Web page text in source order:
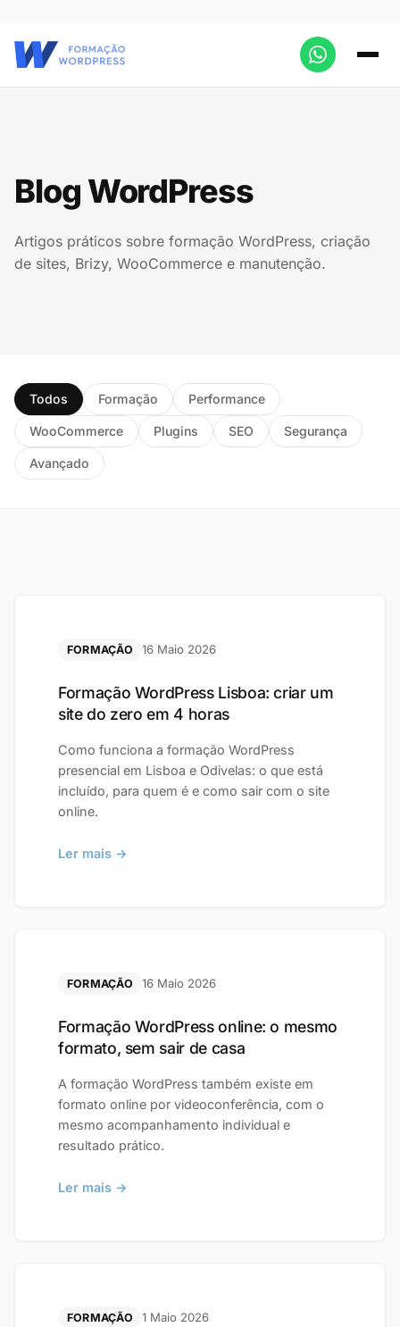
Blog WordPress
Artigos práticos sobre formação WordPress, criação
de sites, Brizy, WooCommerce e manutenção.
Todos Formação Performance
WooCommerce Plugins SEO Segurança
Avançado
FORMAÇÃO 16 Maio 2026
Formação WordPress Lisboa: criar um
site do zero em 4 horas
Como funciona a formação WordPress
presencial em Lisboa e Odivelas: o que está
incluído, para quem é e como sair com o site
online.
Ler mais →
FORMAÇÃO 16 Maio 2026
Formação WordPress online: o mesmo
formato, sem sair de casa
A formação WordPress também existe em
formato online por videoconferência, com o
mesmo acompanhamento individual e
resultado prático.
Ler mais →
FORMAÇÃO 1 Maio 2026